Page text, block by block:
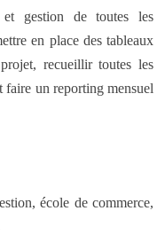
gestion de toutes les
en place des tableaux
recueillir toutes les
faire un reporting mensuel
école de commerce,